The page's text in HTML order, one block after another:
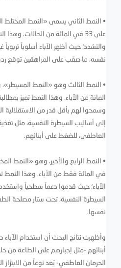
• النمط الثاني يسمى «النمط المختلط
على 33 في المائة من الحالات. وهذا
والتشدد؛ حيث أظهر الآباء أسلوباً
نفسه، ما صعَّب على المراهقين توقع
المائة من الآباء. وهذا النمط تميز
وسمحوا لهم بأقل قدر من الاستقلالية
إلى أساليب السيطرة النفسية، مثل
العاطفي، للضغط على أبنائهم.
في المائة فقط من الآباء. وهذا النمط
الآباء؛ حيث قدموا دعماً سطحياً
السيطرة النفسية، تحت ستار مصلحة
نفسها.
وأظهرت نتائج البحث أن استخدام
أبنائهم -مثل إجبارهم على الطاعة من
الحرمان العاطفي- يُعد نوعاً من